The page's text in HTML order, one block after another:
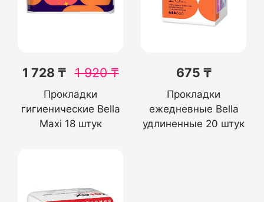
1 728 ₸ 1 920₸
Прокладки
гигиенические Bella
Maxi 18 штук
675 ₸
Прокладки
ежедневные Bella
удлиненные 20 штук